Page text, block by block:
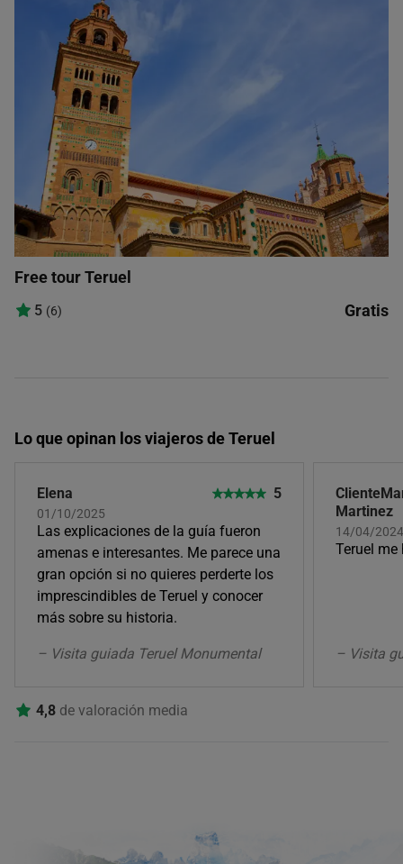
Free tour Teruel
5 (6) Gratis
Lo que opinan los viajeros de Teruel
Elena
01/10/2025
5
Las explicaciones de la guía fueron
amenas e interesantes. Me parece una
gran opción si no quieres perderte los
imprescindibles de Teruel y conocer
más sobre su historia.
– Visita guiada Teruel Monumental
Martinez
14/04/
Teruel
– Visita
4,8 de valoración media